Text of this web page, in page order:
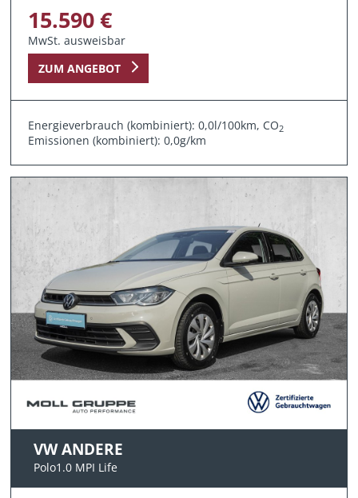
15.590 €
MwSt. ausweisbar
ZUM ANGEBOT
Energieverbrauch (kombiniert): 0,0l/100km, CO2
Emissionen (kombiniert): 0,0g/km
VW ANDERE
Polo1.0 MPI Life